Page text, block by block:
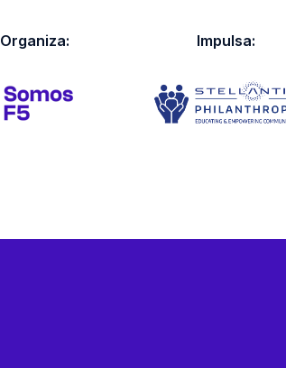
Organiza: Impulsa: